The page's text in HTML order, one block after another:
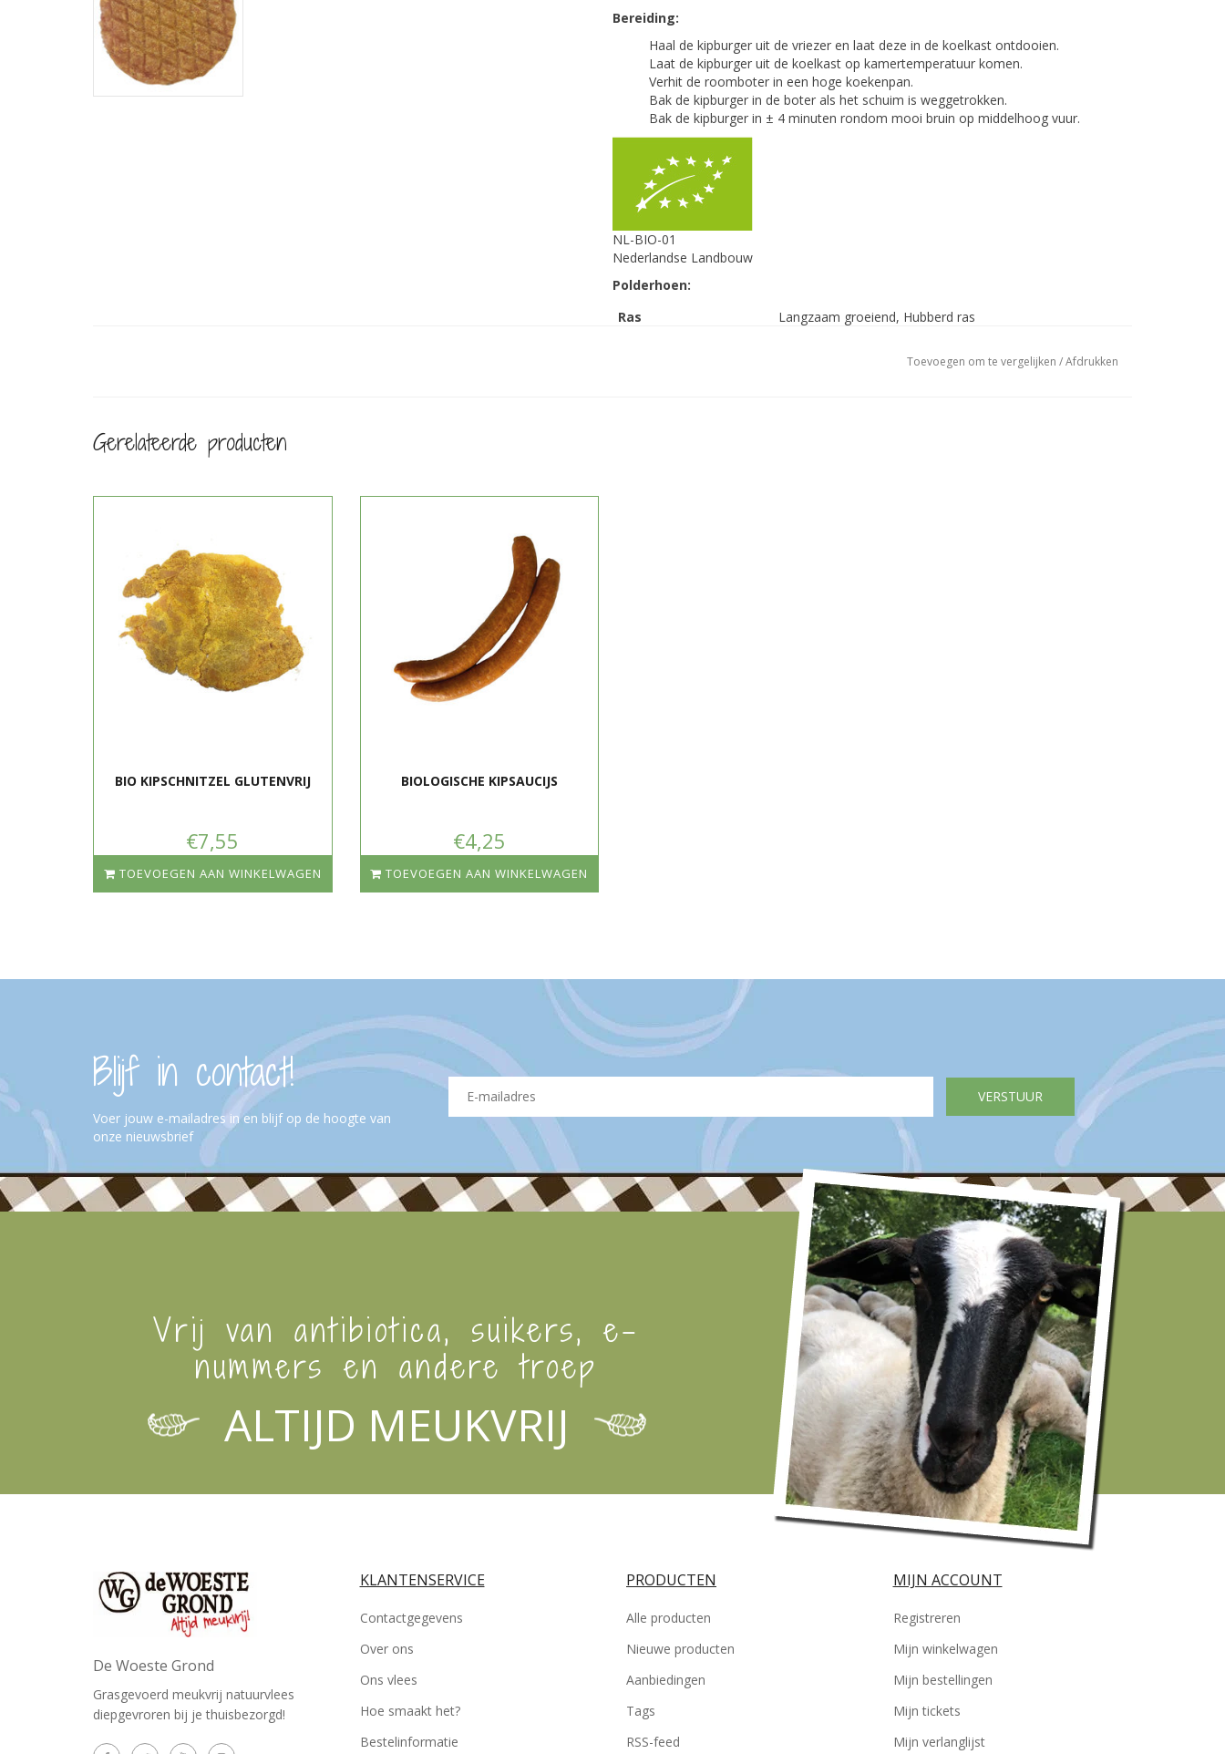
Bereiding:
Haal de kipburger uit de vriezer en laat deze in de koelkast ontdooien.
Laat de kipburger uit de koelkast op kamertemperatuur komen.
Verhit de roomboter in een hoge koekenpan.
Bak de kipburger in de boter als het schuim is weggetrokken.
Bak de kipburger in ± 4 minuten rondom mooi bruin op middelhoog vuur.
NL-BIO-01
Nederlandse Landbouw
Polderhoen:
Ras
Langzaam groeiend, Hubberd ras
Toevoegen om te vergelijken /Afdrukken
Gerelateerde producten
BIO KIPSCHNITZEL GLUTENVRIJ
€7,55
TOEVOEGEN AAN WINKELWAGEN
BIOLOGISCHE KIPSAUCIJS
€4,25
TOEVOEGEN AAN WINKELWAGEN
Blijf in contact!
Voer jouw e-mailadres in en blijf op de hoogte van
onze nieuwsbrief
Vrij van antibiotica, suikers, e-
nummers en andere troep
ALTIJD MEUKVRIJ
De Woeste Grond
Grasgevoerd meukvrij natuurvlees
diepgevroren bij je thuisbezorgd!
KLANTENSERVICE
Contactgegevens
Over ons
Ons vlees
Hoe smaakt het?
Bestelinformatie
PRODUCTEN
Alle producten
Nieuwe producten
Aanbiedingen
Tags
RSS-feed
MIJN ACCOUNT
Registreren
Mijn winkelwagen
Mijn bestellingen
Mijn tickets
Mijn verlanglijst